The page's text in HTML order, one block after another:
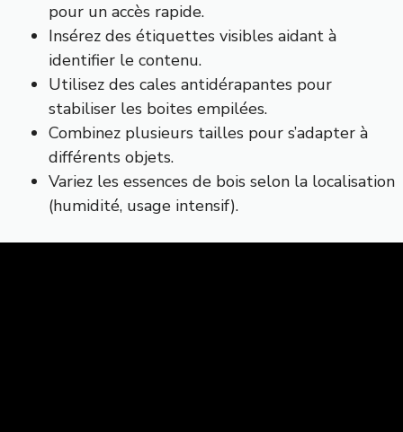
pour un accès rapide.
Insérez des étiquettes visibles aidant à
identifier le contenu.
Utilisez des cales antidérapantes pour
stabiliser les boites empilées.
Combinez plusieurs tailles pour s’adapter à
différents objets.
Variez les essences de bois selon la localisation
(humidité, usage intensif).